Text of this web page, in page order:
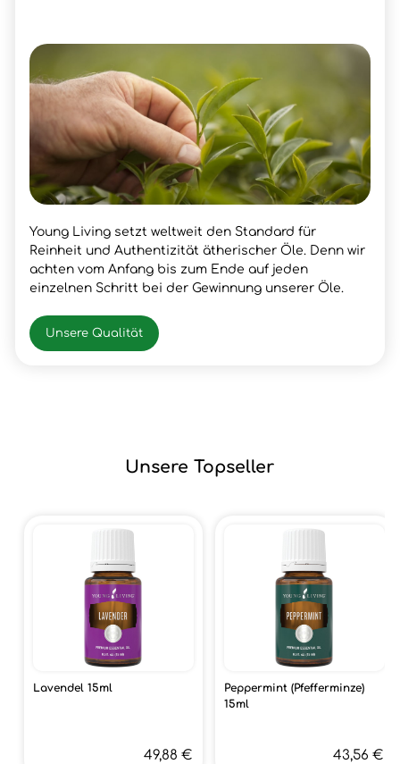
Young Living setzt weltweit den Standard für
Reinheit und Authentizität ätherischer Öle. Denn wir
achten vom Anfang bis zum Ende auf jeden
einzelnen Schritt bei der Gewinnung unserer Öle.
Unsere Qualität
Unsere Topseller
Lavendel 15ml
49,88 €
Peppermint (Pfefferminze)
15ml
43,56 €